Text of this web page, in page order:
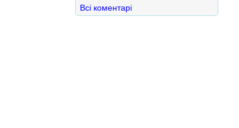
Всі коментарі